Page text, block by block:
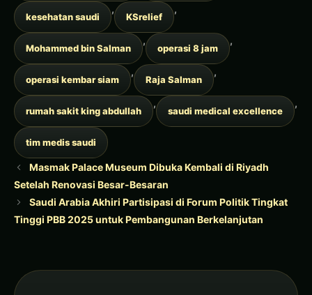
kesehatan saudi
,
KSrelief
,
Mohammed bin Salman
,
operasi 8 jam
,
operasi kembar siam
,
Raja Salman
,
rumah sakit king abdullah
,
saudi medical excellence
,
tim medis saudi
Masmak Palace Museum Dibuka Kembali di Riyadh
Setelah Renovasi Besar-Besaran
Saudi Arabia Akhiri Partisipasi di Forum Politik Tingkat
Tinggi PBB 2025 untuk Pembangunan Berkelanjutan